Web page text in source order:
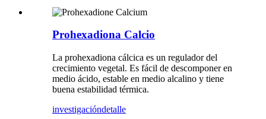
Prohexadiona Calcio
La prohexadiona cálcica es un regulador del
crecimiento vegetal. Es fácil de descomponer en
medio ácido, estable en medio alcalino y tiene
buena estabilidad térmica.
investigacióndetalle